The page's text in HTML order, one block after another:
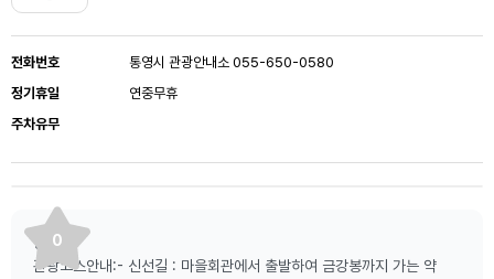
전화번호
통영시 관광안내소 055-650-0580
정기휴일
연중무휴
주차유무
0
등산로:
관광코스안내:- 신선길 : 마을회관에서 출발하여 금강봉까지 가는 약